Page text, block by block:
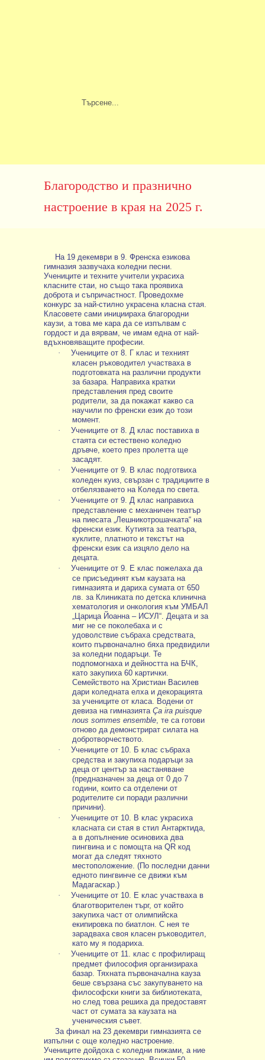
Благородство и празнично
настроение в края на 2025 г.
На 19 декември в 9. Френска езикова
гимназия зазвучаха коледни песни.
Учениците и техните учители украсиха
класните стаи, но също така проявиха
доброта и съпричастност. Проведохме
конкурс за най-стилно украсена класна стая.
Класовете сами инициираха благородни
каузи, а това ме кара да се изпълвам с
гордост и да вярвам, че имам една от най-
вдъхновяващите професии.
·
Учениците от 8. Г клас и техният
класен ръководител участваха в
подготовката на различни продукти
за базара. Направиха кратки
представления пред своите
родители, за да покажат какво са
научили по френски език до този
момент.
·
Учениците от 8. Д клас поставиха в
стаята си естествено коледно
дръвче, което през пролетта ще
засадят.
·
Учениците от 9. В клас подготвиха
коледен куиз, свързан с традициите в
отбелязването на Коледа по света.
·
Учениците от 9. Д клас направиха
представление с механичен театър
на пиесата „Лешникотрошачката“ на
френски език. Кутията за театъра,
куклите, платното и текстът на
френски език са изцяло дело на
децата.
·
Учениците от 9. Е клас пожелаха да
се присъединят към каузата на
гимназията и дариха сумата от 650
лв. за Клиниката по детска клинична
хематология и онкология към УМБАЛ
„Царица Йоанна – ИСУЛ“. Децата и за
миг не се поколебаха и с
удоволствие събраха средствата,
които първоначално бяха предвидили
за коледни подаръци. Те
подпомогнаха и дейността на БЧК,
като закупиха 60 картички.
Семейството на Христиан Василев
дари коледната елха и декорацията
за учениците от класа. Водени от
девиза на гимназията Ça ira puisque
nous sommes ensemble, те са готови
отново да демонстрират силата на
добротворчеството.
·
Учениците от 10. Б клас събраха
средства и закупиха подаръци за
деца от център за настаняване
(предназначен за деца от 0 до 7
години, които са отделени от
родителите си поради различни
причини).
·
Учениците от 10. В клас украсиха
класната си стая в стил Антарктида,
а в допълнение осиновиха два
пингвина и с помощта на QR код
могат да следят тяхното
местоположение. (По последни данни
едното пингвинче се движи към
Мадагаскар.)
·
Учениците от 10. Е клас участваха в
благотворителен търг, от който
закупиха част от олимпийска
екипировка по биатлон. С нея те
зарадваха своя класен ръководител,
като му я подариха.
·
Учениците от 11. клас с профилиращ
предмет философия организираха
базар. Тяхната първоначална кауза
беше свързана със закупуването на
философски книги за библиотеката,
но след това решиха да предоставят
част от сумата за каузата на
ученическия съвет.
За финал на 23 декември гимназията се
изпълни с още коледно настроение.
Учениците дойдоха с коледни пижами, а ние